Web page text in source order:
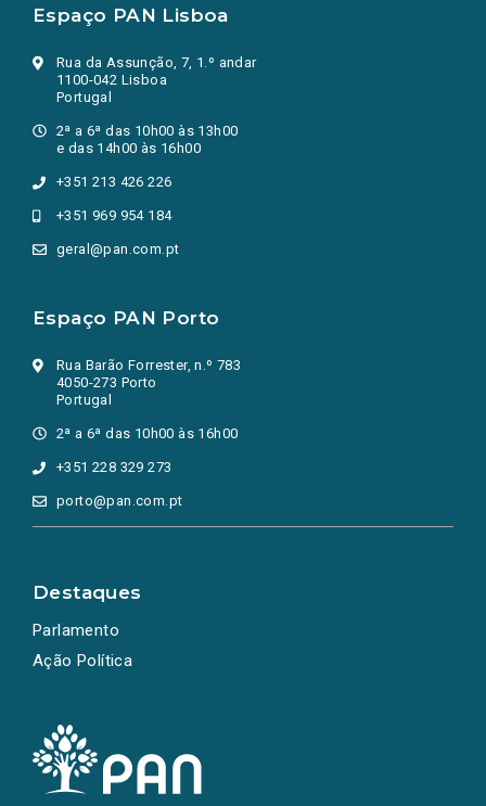
Espaço PAN Lisboa
Rua da Assunção, 7, 1.º andar
1100-042 Lisboa
Portugal
2ª a 6ª das 10h00 às 13h00
e das 14h00 às 16h00
+351 213 426 226
+351 969 954 184
geral@pan.com.pt
Espaço PAN Porto
Rua Barão Forrester, n.º 783
4050-273 Porto
Portugal
2ª a 6ª das 10h00 às 16h00
+351 228 329 273
porto@pan.com.pt
Destaques
Parlamento
Ação Política